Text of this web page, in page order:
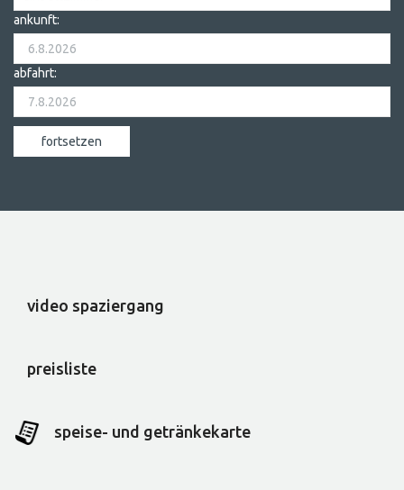
ankunft:
abfahrt:
video spaziergang
preisliste
speise- und getränkekarte